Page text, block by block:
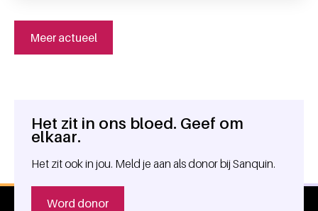
Meer actueel
Algemene informatie
Het zit in ons bloed. Geef om
elkaar.
Het zit ook in jou. Meld je aan als donor bij Sanquin.
Word donor